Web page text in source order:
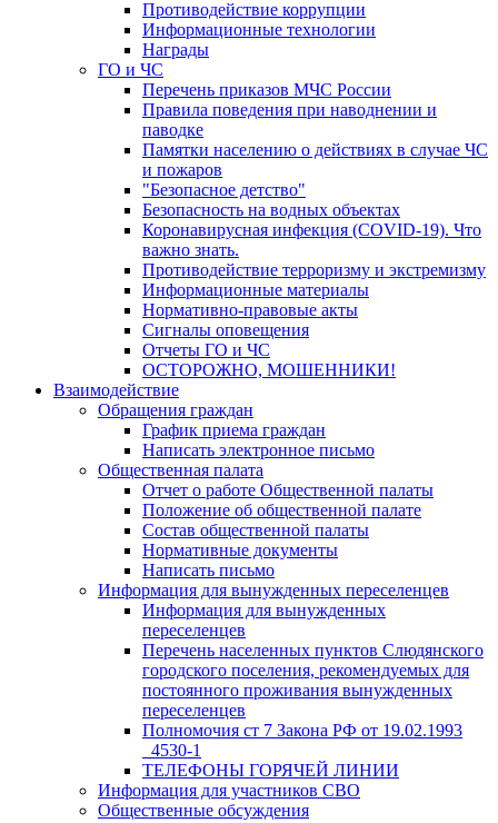
Противодействие коррупции
Информационные технологии
Награды
ГО и ЧС
Перечень приказов МЧС России
Правила поведения при наводнении и
паводке
Памятки населению о действиях в случае ЧС
и пожаров
"Безопасное детство"
Безопасность на водных объектах
Коронавирусная инфекция (COVID-19). Что
важно знать.
Противодействие терроризму и экстремизму
Информационные материалы
Нормативно-правовые акты
Сигналы оповещения
Отчеты ГО и ЧС
ОСТОРОЖНО, МОШЕННИКИ!
Взаимодействие
Обращения граждан
График приема граждан
Написать электронное письмо
Общественная палата
Отчет о работе Общественной палаты
Положение об общественной палате
Состав общественной палаты
Нормативные документы
Написать письмо
Информация для вынужденных переселенцев
Информация для вынужденных
переселенцев
Перечень населенных пунктов Слюдянского
городского поселения, рекомендуемых для
постоянного проживания вынужденных
переселенцев
Полномочия ст 7 Закона РФ от 19.02.1993
_4530-1
ТЕЛЕФОНЫ ГОРЯЧЕЙ ЛИНИИ
Информация для участников СВО
Общественные обсуждения